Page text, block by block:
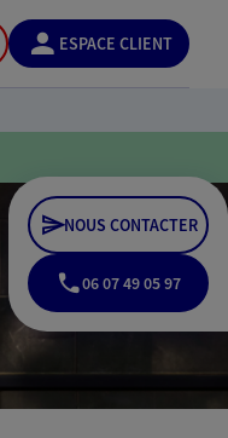
ESPACE CLIENT
NOUS CONTACTER
06 07 49 05 97